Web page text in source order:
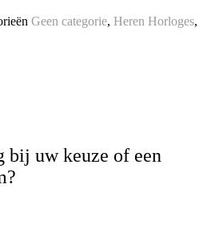
Geen categorie, Heren Horloges,
bij uw keuze of een